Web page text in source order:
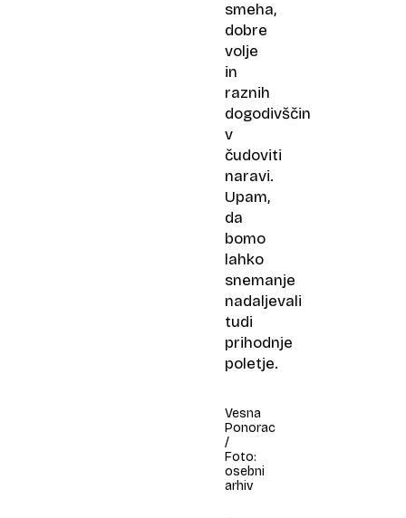
smeha,
dobre
volje
in
raznih
dogodivščin
v
čudoviti
naravi.
Upam,
da
bomo
lahko
snemanje
nadaljevali
tudi
prihodnje
poletje.
Vesna
Ponorac
/
Foto:
osebni
arhiv